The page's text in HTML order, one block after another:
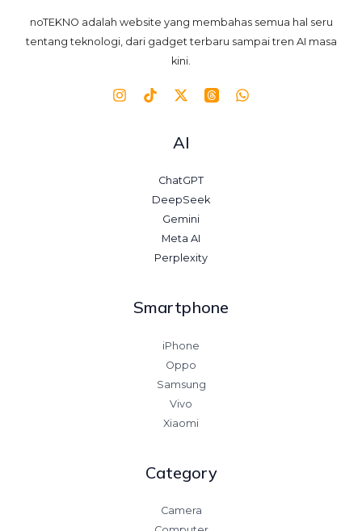
noTEKNO adalah website yang membahas semua hal seru
tentang teknologi, dari gadget terbaru sampai tren AI masa
kini.
AI
ChatGPT
DeepSeek
Gemini
Meta AI
Perplexity
Smartphone
iPhone
Oppo
Samsung
Vivo
Xiaomi
Category
Camera